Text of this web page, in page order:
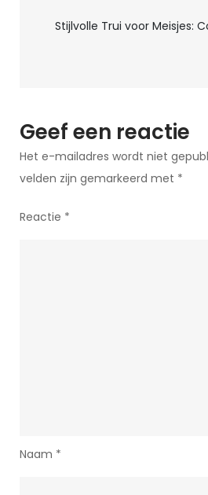
Stijlvolle Trui voor Meisjes:
Geef een reactie
Het e-mailadres wordt niet
velden zijn gemarkeerd met *
Reactie *
Naam *